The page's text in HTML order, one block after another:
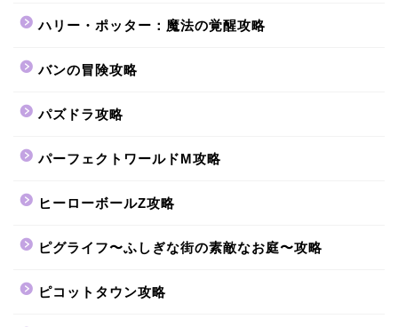
ハリー・ポッター：魔法の覚醒攻略
バンの冒険攻略
パズドラ攻略
パーフェクトワールドM攻略
ヒーローボールZ攻略
ピグライフ〜ふしぎな街の素敵なお庭〜攻略
ピコットタウン攻略